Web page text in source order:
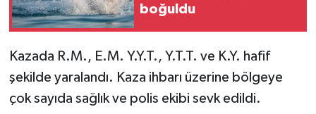
boğuldu
Kazada R.M., E.M. Y.Y.T., Y.T.T. ve K.Y. hafif
şekilde yaralandı. Kaza ihbarı üzerine bölgeye
çok sayıda sağlık ve polis ekibi sevk edildi.